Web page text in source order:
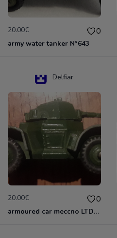
20.00€ 0
army water tanker N°643
Delfiar
20.00€ 0
armoured car meccno LTD N°670